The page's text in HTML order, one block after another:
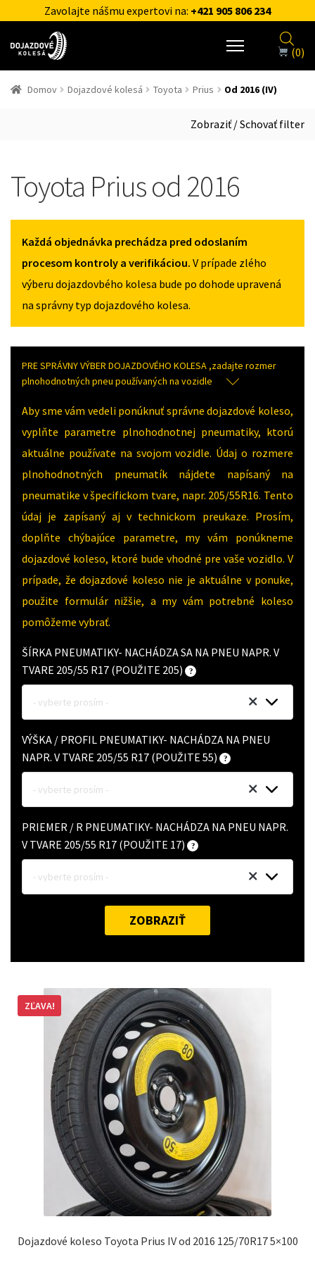
Zavolajte nášmu expertovi na: +421 905 806 234
(0)
Domov Dojazdové kolesá Toyota Prius Od 2016 (IV)
Zobraziť / Schovať filter
Toyota Prius od 2016
Každá objednávka prechádza pred odoslaním
procesom kontroly a verifikáciou. V prípade zlého
výberu dojazdovbého kolesa bude po dohode upravená
na správny typ dojazdového kolesa.
PRE SPRÁVNY VÝBER DOJAZDOVÉHO KOLESA ,zadajte rozmer
plnohodnotných pneu používaných na vozidle
Aby sme vám vedeli ponúknuť správne dojazdové koleso,
vyplňte parametre plnohodnotnej pneumatiky, ktorú
aktuálne používate na svojom vozidle. Údaj o rozmere
plnohodnotných pneumatík nájdete napísaný na
pneumatike v špecifickom tvare, napr. 205/55R16. Tento
údaj je zapísaný aj v technickom preukaze. Prosím,
doplňte chýbajúce parametre, my vám ponúkneme
dojazdové koleso, ktoré bude vhodné pre vaše vozidlo. V
prípade, že dojazdové koleso nie je aktuálne v ponuke,
použite formulár nižšie, a my vám potrebné koleso
pomôžeme vybrať.
ŠÍRKA PNEUMATIKY- NACHÁDZA SA NA PNEU NAPR. V
TVARE 205/55 R17 (POUŽITE 205)
- vyberte prosím -
VÝŠKA / PROFIL PNEUMATIKY- NACHÁDZA NA PNEU
NAPR. V TVARE 205/55 R17 (POUŽITE 55)
- vyberte prosím -
PRIEMER / R PNEUMATIKY- NACHÁDZA NA PNEU NAPR.
V TVARE 205/55 R17 (POUŽITE 17)
- vyberte prosím -
ZOBRAZIŤ
Dojazdové koleso Toyota Prius IV od 2016 125/70R17 5×100
ZĽAVA!